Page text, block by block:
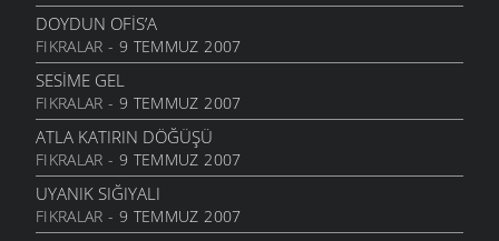
12 EYLÜL 2006
KAÇKÇA
25 AĞUSTOS 2006
QAYIŞA SOR
25 AĞUSTOS 2006
BINAN XAM ZANMIŞ
25 AĞUSTOS 2006
KIMIN
DOYDUN OFIS’A
FIKRALAR - 9 TEMMUZ 2007
SESIME GEL
FIKRALAR - 9 TEMMUZ 2007
ATLA KATIRIN DÖĞÜŞÜ
FIKRALAR - 9 TEMMUZ 2007
UYANIK SIĞIYALI
FIKRALAR - 9 TEMMUZ 2007